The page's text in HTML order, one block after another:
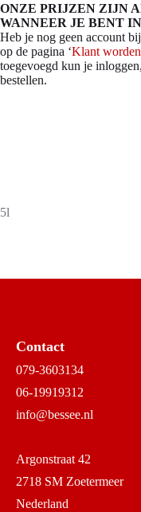
ONZE PRIJZEN ZIJN
WANNEER JE BENT
Heb je nog geen account
op de pagina ‘Klant worden
toegevoegd kun je
bestellen.
5l
Contact
079-3603134
06-19919312
info@bessee.nl
Argonstraat 42
2718 SM Zoetermeer
Nederland